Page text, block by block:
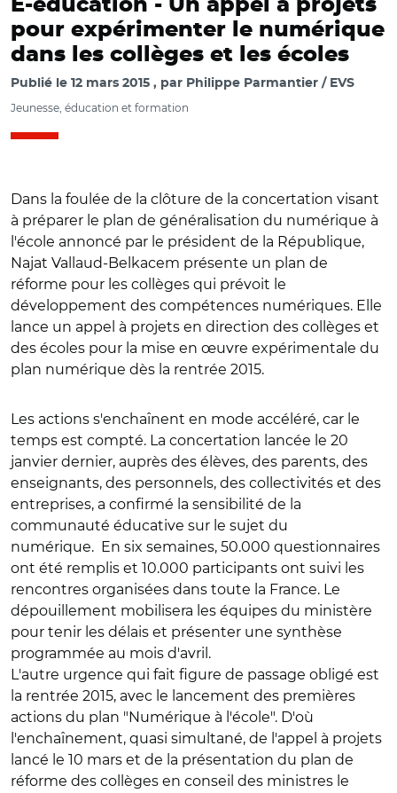
E-education - Un appel à projets
pour expérimenter le numérique
dans les collèges et les écoles
Publié le 12 mars 2015 par Philippe Parmantier / EVS
Jeunesse, éducation et formation
Dans la foulée de la clôture de la concertation visant
à préparer le plan de généralisation du numérique à
l'école annoncé par le président de la République,
Najat Vallaud-Belkacem présente un plan de
réforme pour les collèges qui prévoit le
développement des compétences numériques. Elle
lance un appel à projets en direction des collèges et
des écoles pour la mise en œuvre expérimentale du
plan numérique dès la rentrée 2015.
Les actions s'enchaînent en mode accéléré, car le
temps est compté. La concertation lancée le 20
janvier dernier, auprès des élèves, des parents, des
enseignants, des personnels, des collectivités et des
entreprises, a confirmé la sensibilité de la
communauté éducative sur le sujet du
numérique. En six semaines, 50.000 questionnaires
ont été remplis et 10.000 participants ont suivi les
rencontres organisées dans toute la France. Le
dépouillement mobilisera les équipes du ministère
pour tenir les délais et présenter une synthèse
programmée au mois d'avril.
L'autre urgence qui fait figure de passage obligé est
la rentrée 2015, avec le lancement des premières
actions du plan "Numérique à l'école". D'où
l'enchaînement, quasi simultané, de l'appel à projets
lancé le 10 mars et de la présentation du plan de
réforme des collèges en conseil des ministres le